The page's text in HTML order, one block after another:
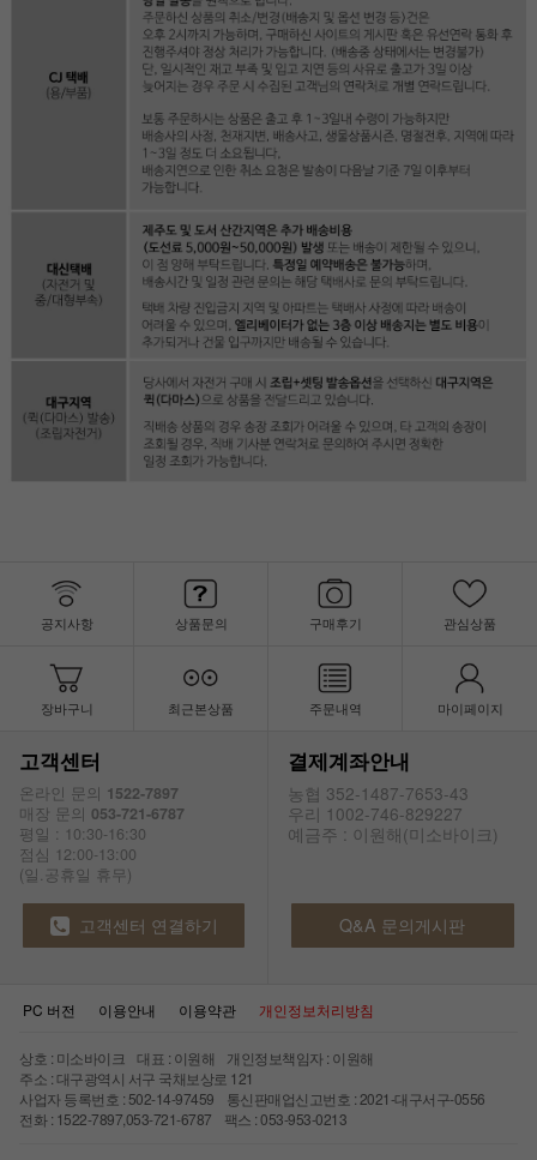
공지사항 상품문의 구매후기 관심상품
장바구니 최근본상품 주문내역 마이페이지
고객센터
온라인 문의 1522-7897
매장 문의 053-721-6787
평일 : 10:30-16:30
점심 12:00-13:00
(일.공휴일 휴무)
결제계좌안내
농협 352-1487-7653-43
우리 1002-746-829227
예금주 : 이원해(미소바이크)
고객센터 연결하기 Q&A 문의게시판
PC 버전 이용안내 이용약관 개인정보처리방침
상호 : 미소바이크 대표 : 이원해 개인정보책임자 : 이원해
주소 : 대구광역시 서구 국채보상로 121
사업자 등록번호 : 502-14-97459 통신판매업신고번호 : 2021-대구서구-0556
전화 : 1522-7897,053-721-6787 팩스 : 053-953-0213